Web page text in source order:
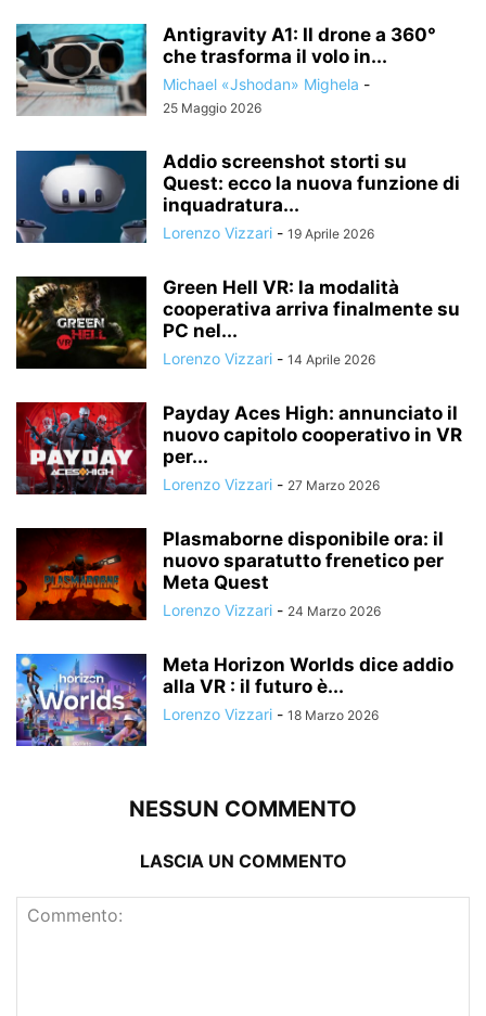
Antigravity A1: Il drone a 360°
che trasforma il volo in...
Michael «Jshodan» Mighela -
25 Maggio 2026
Addio screenshot storti su
Quest: ecco la nuova funzione di
inquadratura...
Lorenzo Vizzari - 19 Aprile 2026
Green Hell VR: la modalità
cooperativa arriva finalmente su
PC nel...
Lorenzo Vizzari - 14 Aprile 2026
Payday Aces High: annunciato il
nuovo capitolo cooperativo in VR
per...
Lorenzo Vizzari - 27 Marzo 2026
Plasmaborne disponibile ora: il
nuovo sparatutto frenetico per
Meta Quest
Lorenzo Vizzari - 24 Marzo 2026
Meta Horizon Worlds dice addio
alla VR : il futuro è...
Lorenzo Vizzari - 18 Marzo 2026
NESSUN COMMENTO
LASCIA UN COMMENTO